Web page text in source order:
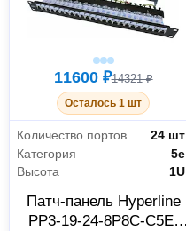
11600 ₽14321 ₽
Осталось 1 шт
Количество портов
24 шт
Категория
5е
Высота
1U
Патч-панель Hyperline
PP3-19-24-8P8C-C5E-